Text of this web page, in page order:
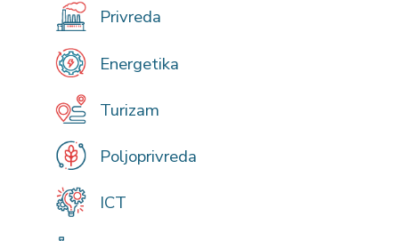
Privreda
Energetika
Turizam
Poljoprivreda
ICT